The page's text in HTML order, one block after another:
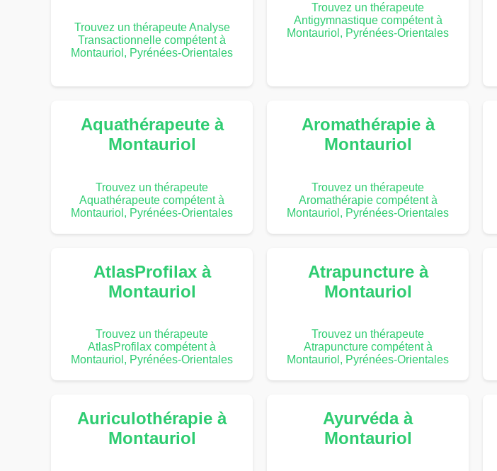
Trouvez un thérapeute Analyse
Transactionnelle compétent à
Montauriol, Pyrénées-Orientales
Trouvez un thérapeute
Antigymnastique compétent à
Montauriol, Pyrénées-Orientales
Aquathérapeute à
Montauriol
Trouvez un thérapeute
Aquathérapeute compétent à
Montauriol, Pyrénées-Orientales
Aromathérapie à
Montauriol
Trouvez un thérapeute
Aromathérapie compétent à
Montauriol, Pyrénées-Orientales
AtlasProfilax à
Montauriol
Trouvez un thérapeute
AtlasProfilax compétent à
Montauriol, Pyrénées-Orientales
Atrapuncture à
Montauriol
Trouvez un thérapeute
Atrapuncture compétent à
Montauriol, Pyrénées-Orientales
Auriculothérapie à
Montauriol
Ayurvéda à
Montauriol